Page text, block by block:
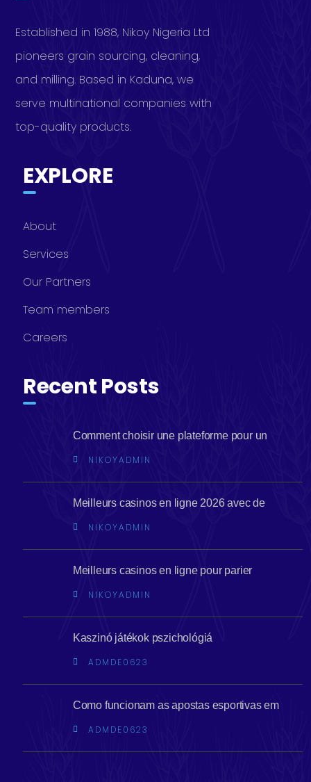
Established in 1988, Nikoy Nigeria Ltd
pioneers grain sourcing, cleaning,
and milling. Based in Kaduna, we
serve multinational companies with
top-quality products.
EXPLORE
About
Services
Our Partners
Team members
Careers
Recent Posts
Comment choisir une plateforme pour un
NIKOYADMIN
Meilleurs casinos en ligne 2026 avec de
NIKOYADMIN
Meilleurs casinos en ligne pour parier
NIKOYADMIN
Kaszinó játékok pszichológiá
ADMDE0623
Como funcionam as apostas esportivas em
ADMDE0623